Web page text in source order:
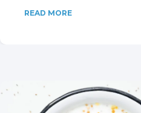
READ MORE